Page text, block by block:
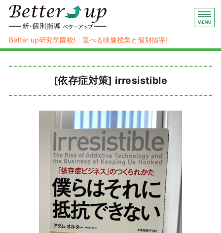
映像授業×個別指導の新・個別
Better up研究学園校! 選べる映像授業と個別指導!
ハイブリッド式個別指導
お問い合わせ/入塾お申し込み
[依存症対策] irresistible